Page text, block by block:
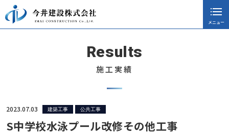
メニュー
閉じる
施工実績
公共工事
Results
施工実績
2023.07.03 建築工事 公共工事
S中学校水泳プール改修その他工事